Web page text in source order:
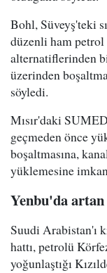
Bohl, Süveyş'teki
düzenli ham petrol
alternatiflerinden
üzerinden
söyledi.
Mısır'daki
geçmeden önce
boşaltmasına,
yüklemesine
Yenbu'da
Suudi Arabistan'ı
hattı, petrolü
yoğunlaştığı